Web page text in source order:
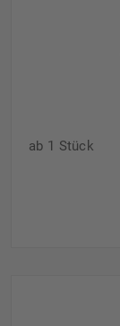
ab 1 Stück